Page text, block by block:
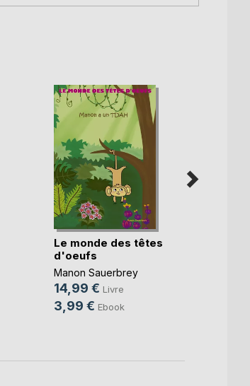
Le monde des têtes
d'oeufs
Manon Sauerbrey
14,99 € Livre
3,99 € Ebook